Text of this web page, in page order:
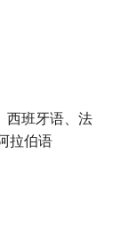
西班牙语、法
拉伯语